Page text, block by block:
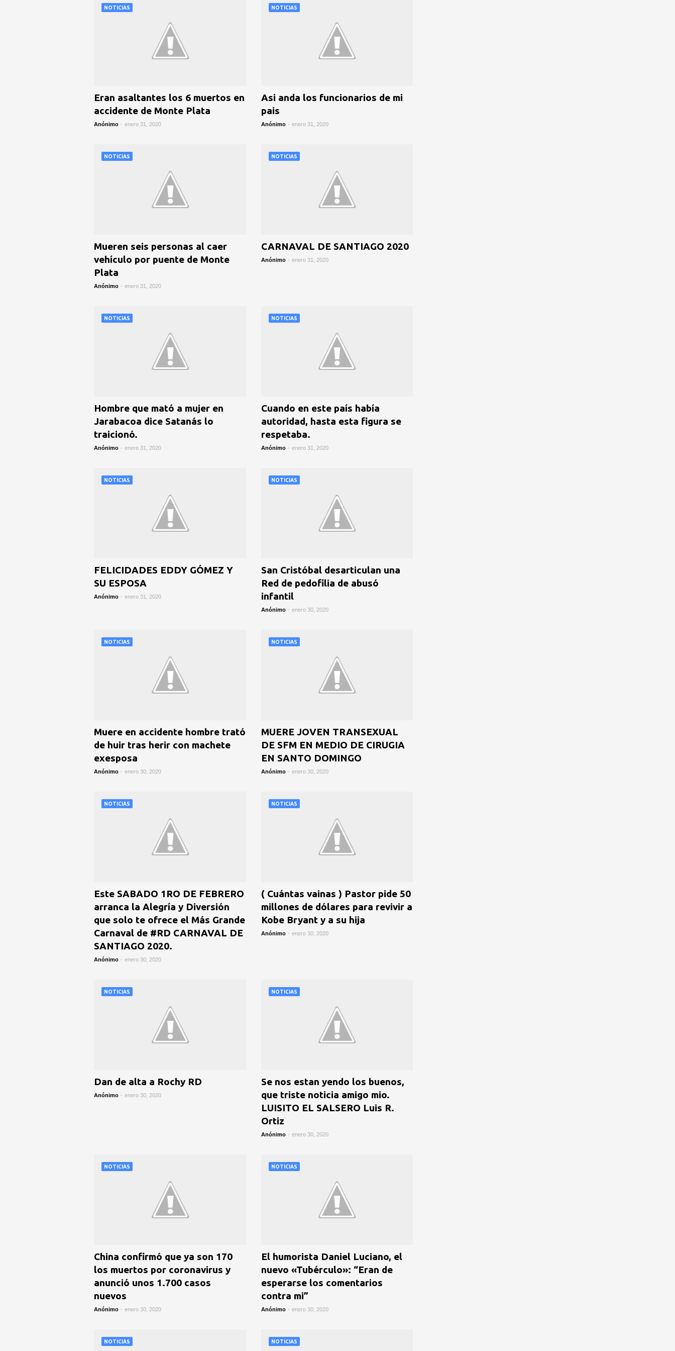
NOTICIAS
Eran asaltantes los 6 muertos en
accidente de Monte Plata
Anónimo - enero 31, 2020
NOTICIAS
Asi anda los funcionarios de mi
pais
Anónimo - enero 31, 2020
NOTICIAS
Mueren seis personas al caer
vehículo por puente de Monte
Plata
Anónimo - enero 31, 2020
NOTICIAS
CARNAVAL DE SANTIAGO 2020
Anónimo - enero 31, 2020
NOTICIAS
Hombre que mató a mujer en
Jarabacoa dice Satanás lo
traicionó.
Anónimo - enero 31, 2020
NOTICIAS
Cuando en este país había
autoridad, hasta esta figura se
respetaba.
Anónimo - enero 31, 2020
NOTICIAS
FELICIDADES EDDY GÓMEZ Y
SU ESPOSA
Anónimo - enero 31, 2020
NOTICIAS
San Cristóbal desarticulan una
Red de pedofilia de abusó
infantil
Anónimo - enero 30, 2020
NOTICIAS
Muere en accidente hombre trató
de huir tras herir con machete
exesposa
Anónimo - enero 30, 2020
NOTICIAS
MUERE JOVEN TRANSEXUAL
DE SFM EN MEDIO DE CIRUGIA
EN SANTO DOMINGO
Anónimo - enero 30, 2020
NOTICIAS
Este SABADO 1RO DE FEBRERO
arranca la Alegría y Diversión
que solo te ofrece el Más Grande
Carnaval de #RD CARNAVAL DE
SANTIAGO 2020.
Anónimo - enero 30, 2020
NOTICIAS
( Cuántas vainas ) Pastor pide 50
millones de dólares para revivir a
Kobe Bryant y a su hija
Anónimo - enero 30, 2020
NOTICIAS
Dan de alta a Rochy RD
Anónimo - enero 30, 2020
NOTICIAS
Se nos estan yendo los buenos,
que triste noticia amigo mio.
LUISITO EL SALSERO Luis R.
Ortiz
Anónimo - enero 30, 2020
NOTICIAS
China confirmó que ya son 170
los muertos por coronavirus y
anunció unos 1.700 casos
nuevos
Anónimo - enero 30, 2020
NOTICIAS
El humorista Daniel Luciano, el
nuevo «Tubérculo»: “Eran de
esperarse los comentarios
contra mi”
Anónimo - enero 30, 2020
NOTICIAS NOTICIAS